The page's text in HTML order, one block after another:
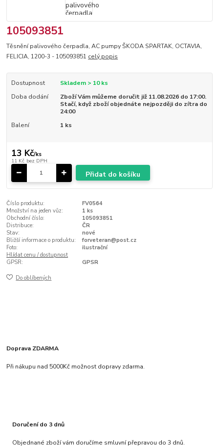
105093851
Těsnění palivového čerpadla, AC pumpy ŠKODA SPARTAK, OCTAVIA,
FELICIA, 1200-3 - 105093851 celý popis
Dostupnost
Skladem > 10 ks
Doba dodání
Zboží Vám můžeme doručit již 11.08.2026 do 17:00.
Stačí, když zboží objednáte nejpozději do zítra do
24:00
Balení
1 ks
13 Kč/ks
11 Kč bez DPH
Přidat do košíku
Číslo produktu:
FV0564
Množství na jeden vůz:
1 ks
Obchodní číslo:
105093851
Distribuce:
ČR
Stav:
nové
Bližší informace o produktu:
forveteran@post.cz
Foto:
ilustrační
Hlídat cenu / dostupnost
GPSR:
GPSR
Do oblíbených
Doprava ZDARMA
Při nákupu nad 5000Kč možnost dopravy zdarma.
Doručení do 3 dnů
Objednané zboží vám doručíme smluvní přepravou do 3 dnů.